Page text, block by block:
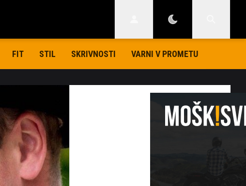
FIT STIL SKRIVNOSTI VARNI V PROMETU